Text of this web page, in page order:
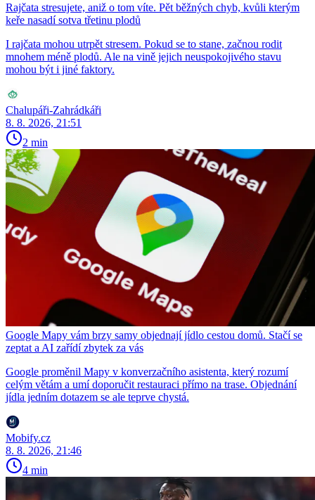
Rajčata stresujete, aniž o tom víte. Pět běžných chyb, kvůli kterým
keře nasadí sotva třetinu plodů
I rajčata mohou utrpět stresem. Pokud se to stane, začnou rodit
mnohem méně plodů. Ale na vině jejich neuspokojivého stavu
mohou být i jiné faktory.
Chalupáři-Zahrádkáři
8. 8. 2026, 21:51
2 min
Google Mapy vám brzy samy objednají jídlo cestou domů. Stačí se
zeptat a AI zařídí zbytek za vás
Google proměnil Mapy v konverzačního asistenta, který rozumí
celým větám a umí doporučit restauraci přímo na trase. Objednání
jídla jedním dotazem se ale teprve chystá.
Mobify.cz
8. 8. 2026, 21:46
4 min